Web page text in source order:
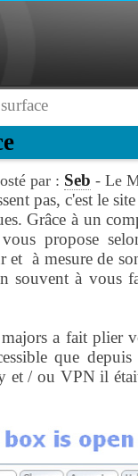
par : Seb - Le
pas, c'est le
Grâce à un
propose
et à mesure de
souvent à vous
majors a fait plier
que
et / ou VPN il